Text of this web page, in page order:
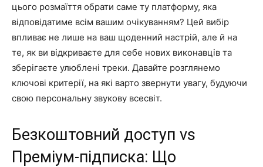
цього розмаїття обрати саме ту платформу, яка
відповідатиме всім вашим очікуванням? Цей вибір
впливає не лише на ваш щоденний настрій, але й на
те, як ви відкриваєте для себе нових виконавців та
зберігаєте улюблені треки. Давайте розглянемо
ключові критерії, на які варто звернути увагу, будуючи
свою персональну звукову всесвіт.
Безкоштовний доступ vs
Преміум-підписка: Що